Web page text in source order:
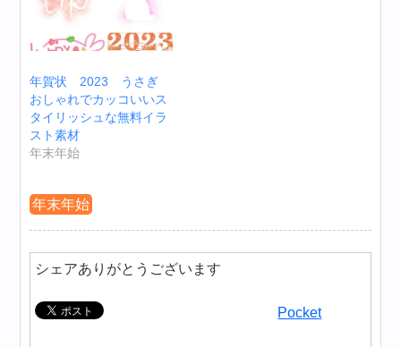
年賀状 2023 うさぎ
おしゃれでカッコいいス
タイリッシュな無料イラ
スト素材
年末年始
年末年始
シェアありがとうございます
Pocket